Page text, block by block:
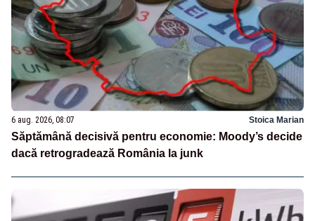
6 aug. 2026, 08:07 Stoica Marian
Săptămână decisivă pentru economie: Moody’s decide
dacă retrogradează România la junk